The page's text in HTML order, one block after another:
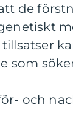
de
som
och